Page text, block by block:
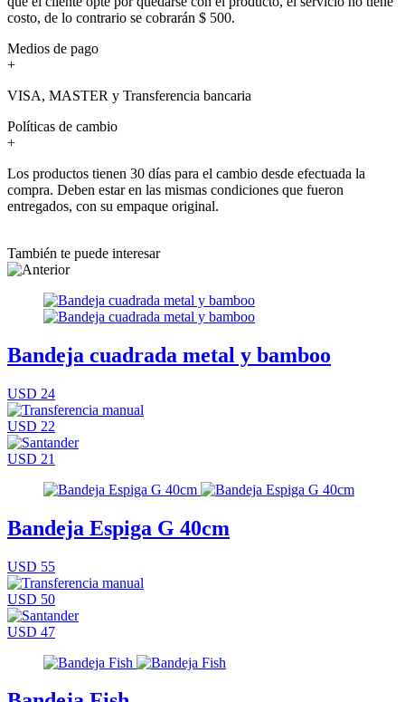
costo, de lo contrario se cobrarán $ 500.
Medios de pago
+
VISA, MASTER y Transferencia bancaria
Políticas de cambio
+
Los productos tienen 30 días para el cambio desde efectuada la
compra. Deben estar en las mismas condiciones que fueron
entregados, con su empaque original.
También te puede interesar
Bandeja cuadrada metal y bamboo
USD 24
USD 22
USD 21
Bandeja Espiga G 40cm
USD 55
USD 50
USD 47